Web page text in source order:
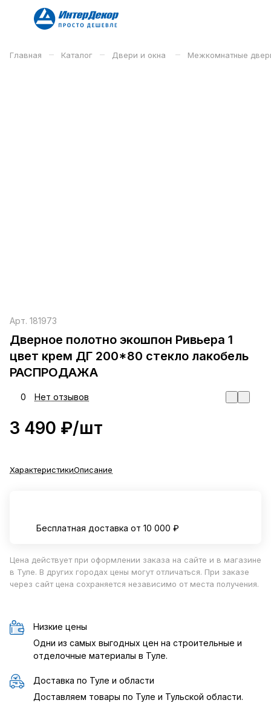
Главная – Каталог – Двери и окна – Межкомнатные
Арт. 181973
Дверное полотно экошпон Ривьера 1
цвет крем ДГ 200*80 стекло лакобель
РАСПРОДАЖА
0 Нет отзывов
3 490 ₽/шт
ХарактеристикиОписание
Бесплатная доставка от 10 000 ₽
Цена действует при оформлении заказа на сайте и в магазине
в Туле. В других городах цены могут отличаться. При заказе
через сайт цена сохраняется независимо от места получения.
Низкие цены
Одни из самых выгодных цен на строительные и
отделочные материалы в Туле.
Доставка по Туле и области
Доставляем товары по Туле и Тульской области.